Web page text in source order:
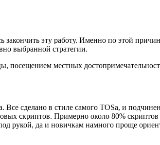
эту работу. Именно по этой
выбранной стратегии.
посещением местных
сделано в стиле самого ТОSа, и
скриптов. Примерно около 80% скриптов
да и новичкам намного проще